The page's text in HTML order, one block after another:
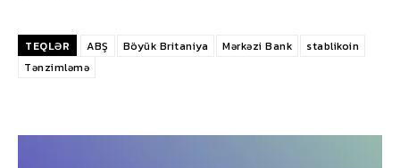
TEQLƏR ABŞ Böyük Britaniya Mərkəzi Bank
stablikoin
Tənzimləmə